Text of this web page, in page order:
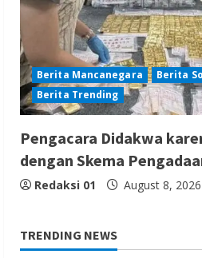
Berita Mancanegara
Berita
Berita Trending
Pengacara Didakwa
dengan Skema
Redaksi 01 August 8, 2026
TRENDING NEWS